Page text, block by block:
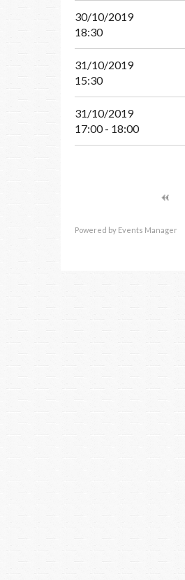
30/10/2019
18:30
31/10/2019
15:30
31/10/2019
17:00 - 18:00
Powered by Events Manager